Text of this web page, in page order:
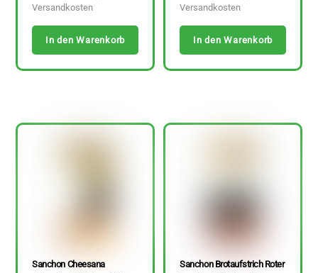
Versandkosten
In den Warenkorb
Versandkosten
In den Warenkorb
Sanchon Cheesana
Sanchon Brotaufstrich Roter